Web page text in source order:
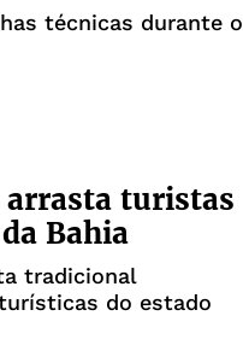
técnicas durante o
arrasta turistas
Bahia
tradicional
do estado